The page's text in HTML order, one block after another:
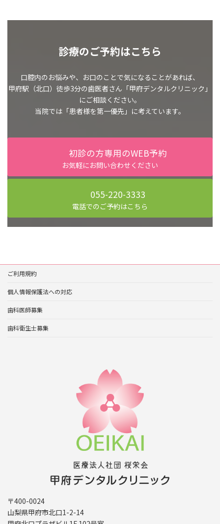
診療のご予約はこちら
口腔内のお悩みや、お口のことで気になることがあれば、
甲府駅（北口）徒歩3分の歯医者さん「甲府デンタルクリニック」
にご相談ください。
当院では「患者様を第一優先」に考えています。
初診の方専用のWEB予約
お気軽にお問い合わせください
055-220-3333
電話でのご予約はこちら
ご利用規約
個人情報保護法への対応
歯科医師募集
歯科衛生士募集
〒400-0024
山梨県甲府市北口1-2-14